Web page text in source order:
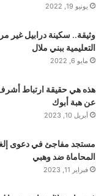
يونيو 19, 2022
وثيقة.. سكينة درابيل غير
التعليمية ببني ملال
مايو 6, 2022
هذه هي حقيقة ارتباط
عن هبة أبوك
أبريل 10, 2023
مستجد مفاجئ في دعوى
المحاماة ضد وهبي
فبراير 11, 2023